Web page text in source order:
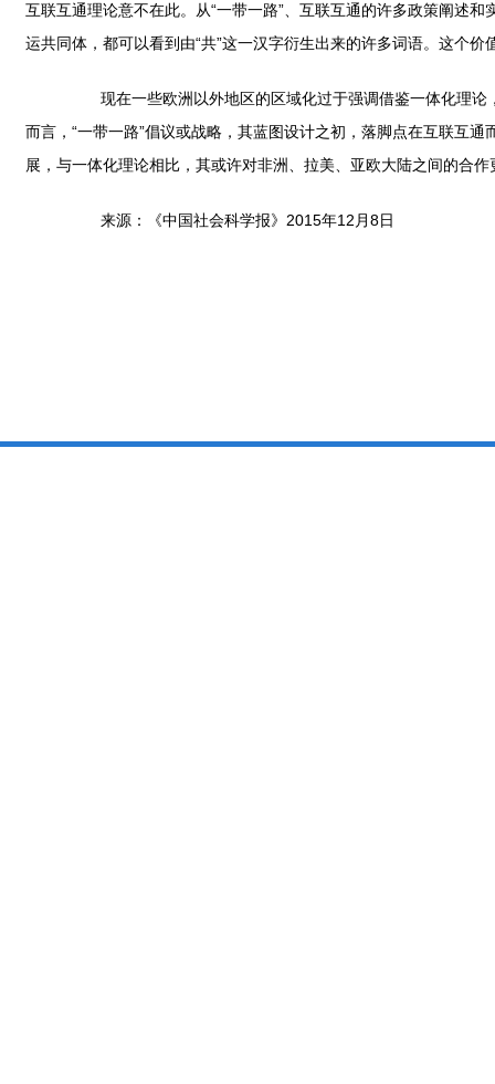
互联互通理论意不在此。从“一带一路”、互联互通的许多政策阐述
运共同体，都可以看到由“共”这一汉字衍生出来的许多词语。这个
现在一些欧洲以外地区的区域化过于强调借鉴一体化理论
而言，“一带一路”倡议或战略，其蓝图设计之初，落脚点在互联互
展，与一体化理论相比，其或许对非洲、拉美、亚欧大陆之间的合
来源：《中国社会科学报》2015年12月8日